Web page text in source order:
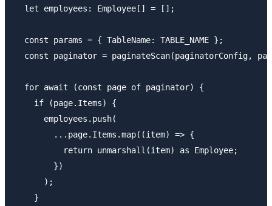
  let employees: Employee[] = [];
  const params = { TableName: TABLE_NAME };
const paginator = paginateScan(paginatorConfig,
  for await (const page of paginator) {
    if (page.Items) {
      employees.push(
        ...page.Items.map((item) => {
          return unmarshall(item) as Employee;
        })
      );
    }